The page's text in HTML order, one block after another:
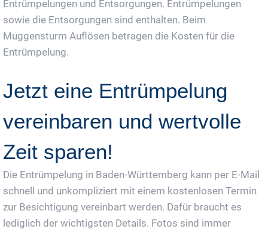
Entrümpelungen und Entsorgungen. Entrümpelungen
sowie die Entsorgungen sind enthalten. Beim
Muggensturm Auflösen betragen die Kosten für die
Entrümpelung.
Jetzt eine Entrümpelung
vereinbaren und wertvolle
Zeit sparen!
Die Entrümpelung in Baden-Württemberg kann per E-Mail
schnell und unkompliziert mit einem kostenlosen Termin
zur Besichtigung vereinbart werden. Dafür braucht es
lediglich der wichtigsten Details. Fotos sind immer